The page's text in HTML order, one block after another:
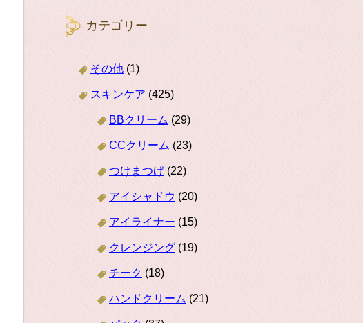
カテゴリー
その他 (1)
スキンケア (425)
BBクリーム (29)
CCクリーム (23)
つけまつげ(22)
アイシャドウ (20)
アイライナー (15)
クレンジング (19)
チーク (18)
ハンドクリーム (21)